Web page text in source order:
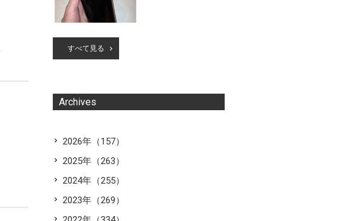
すべて見る
Archives
2026年（157）
2025年（263）
2024年（255）
2023年（269）